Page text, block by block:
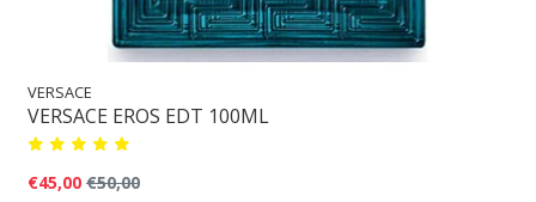
VERSACE
VERSACE EROS EDT 100ML
€45,00 €50,00